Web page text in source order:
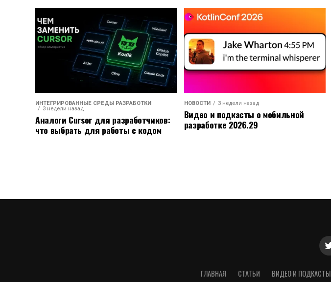
ИНТЕГРИРОВАННЫЕ СРЕДЫ РАЗРАБОТКИ
3 недели назад
Аналоги Cursor для разработчиков:
что выбрать для работы с кодом
НОВОСТИ 3 недели назад
Видео и подкасты о мобильной
разработке 2026.29
ГЛАВНАЯ СТАТЬИ ВИДЕО И ПОДКАСТЫ